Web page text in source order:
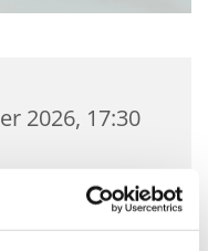
2026, 17:30